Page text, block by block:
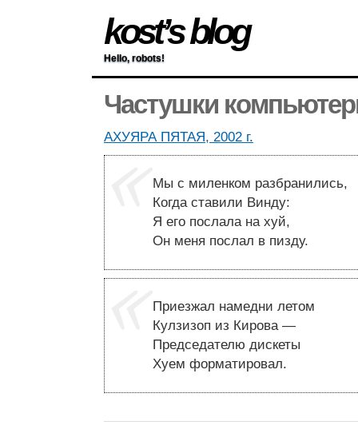
kost’s blog
Hello, robots!
Частушки
АХУЯРА ПЯТАЯ, 2002 г.
Мы с миленком разбранились,
Когда ставили Винду:
Я его послала на хуй,
Он меня послал в пизду.
Приезжал намедни летом
Кулзизоп из Кирова —
Председателю дискеты
Хуем форматировал.